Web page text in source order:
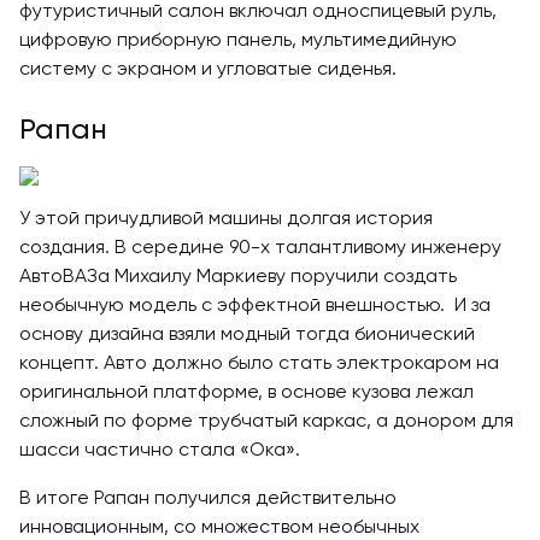
футуристичный салон включал односпицевый руль,
цифровую приборную панель, мультимедийную
систему с экраном и угловатые сиденья.
Рапан
У этой причудливой машины долгая история
создания. В середине 90-х талантливому инженеру
АвтоВАЗа Михаилу Маркиеву поручили создать
необычную модель с эффектной внешностью. И за
основу дизайна взяли модный тогда бионический
концепт. Авто должно было стать электрокаром на
оригинальной платформе, в основе кузова лежал
сложный по форме трубчатый каркас, а донором для
шасси частично стала «Ока».
В итоге Рапан получился действительно
инновационным, со множеством необычных